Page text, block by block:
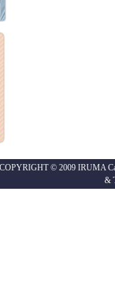
COPYRIGHT © 2009 IRUMA
&